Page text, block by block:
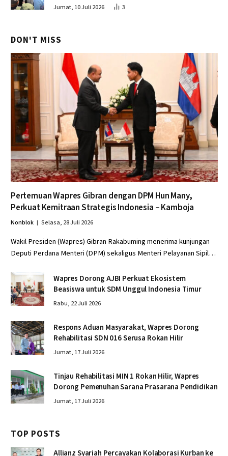
Perikanan
Jumat, 10 Juli 2026 3
DON'T MISS
Pertemuan Wapres Gibran dengan DPM Hun Many,
Perkuat Kemitraan Strategis Indonesia – Kamboja
Nonblok Selasa, 28 Juli 2026
Wakil Presiden (Wapres) Gibran Rakabuming menerima kunjungan
Deputi Perdana Menteri (DPM) sekaligus Menteri Pelayanan Sipil…
Wapres Dorong AJBI Perkuat Ekosistem
Beasiswa untuk SDM Unggul Indonesia Timur
Rabu, 22 Juli 2026
Respons Aduan Masyarakat, Wapres Dorong
Rehabilitasi SDN 016 Serusa Rokan Hilir
Jumat, 17 Juli 2026
Tinjau Rehabilitasi MIN 1 Rokan Hilir, Wapres
Dorong Pemenuhan Sarana Prasarana Pendidikan
Jumat, 17 Juli 2026
TOP POSTS
Allianz Syariah Percayakan Kolaborasi Kurban ke